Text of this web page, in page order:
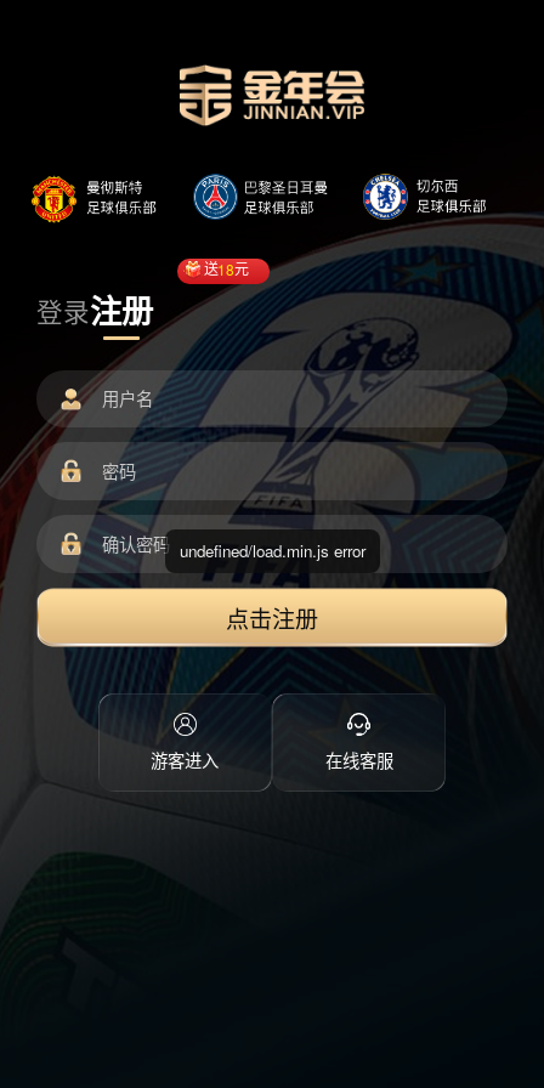
登录注册
送18元
点击注册
游客进入 在线客服
undefined/load.min.js error